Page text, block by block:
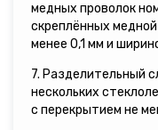
медных проволок
скреплённых
менее 0,1 мм и
7. Разделительный
нескольких
с перекрытием не